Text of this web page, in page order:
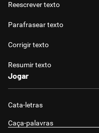
Reescrever texto
Parafrasear texto
Corrigir texto
Resumir texto
Jogar
Cata-letras
Caça-palavras